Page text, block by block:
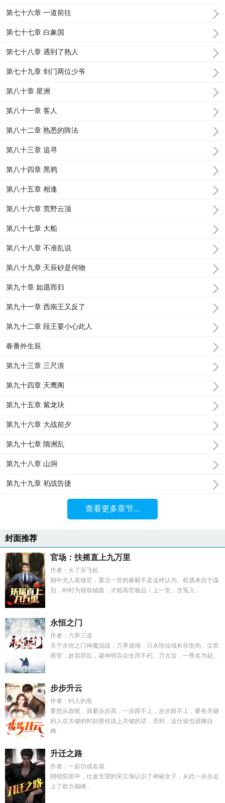
第七十六章 一道前往
第七十七章 白象国
第七十八章 遇到了熟人
第七十九章 剑门两位少爷
第八十章 星洲
第八十一章 客人
第八十二章 熟悉的阵法
第八十三章 追寻
第八十四章 黑鸦
第八十五章 相逢
第八十六章 荒野云顶
第八十七章 大船
第八十八章 不准乱说
第八十九章 天辰砂是何物
第九十章 如愿而归
第九十一章 西南王又反了
第九十二章 段王要小心此人
春番外生辰
第九十三章 三尺浪
第九十四章 天鹰阁
第九十五章 紫龙玦
第九十六章 大战前夕
第九十七章 隋洲乱
第九十八章 山洞
第九十九章 初战告捷
查看更多章节...
封面推荐
官场：扶摇直上九万里
作者：火了买飞机
朝中无人莫做官，重活一世的秦毅不是这样认为。机遇来自于谋
划，时时为朝前铺路，才能高官极品！上一世，含冤入...
永恒之门
作者：六界三道
关于永恒之门神魔混战，万界崩塌，只永恒仙域长存世间。尘世
罹苦，妖祟邪乱，诸神明弃众生而不朽。万古后，一尊名为赵...
步步升云
作者：钓人的鱼
要想从政呢，就要步步高，一步跟不上，步步跟不上，要有关键
的人在关键的时刻替你说上关键的话，否则，这仕途也就猴拉
稀...
升迁之路
作者：一起功成名就
阴错阳差中，仕途无望的宋立海认识了神秘女子，从此一步步走
上了权力巅峰...